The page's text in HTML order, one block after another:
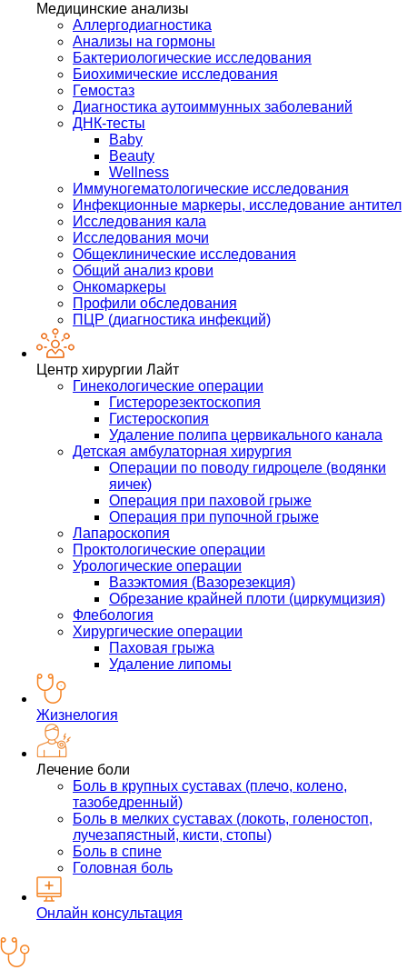
Медицинские анализы
Аллергодиагностика
Анализы на гормоны
Бактериологические исследования
Биохимические исследования
Гемостаз
Диагностика аутоиммунных заболеваний
ДНК-тесты
Baby
Beauty
Wellness
Иммуногематологические исследования
Инфекционные маркеры, исследование антител
Исследования кала
Исследования мочи
Общеклинические исследования
Общий анализ крови
Онкомаркеры
Профили обследования
ПЦР (диагностика инфекций)
Центр хирургии Лайт
Гинекологические операции
Гистерорезектоскопия
Гистероскопия
Удаление полипа цервикального канала
Детская амбулаторная хирургия
Операции по поводу гидроцеле (водянки
яичек)
Операция при паховой грыже
Операция при пупочной грыже
Лапароскопия
Проктологические операции
Урологические операции
Вазэктомия (Вазорезекция)
Обрезание крайней плоти (циркумцизия)
Флебология
Хирургические операции
Паховая грыжа
Удаление липомы
Жизнелогия
Лечение боли
Боль в крупных суставах (плечо, колено,
тазобедренный)
Боль в мелких суставах (локоть, голеностоп,
лучезапястный, кисти, стопы)
Боль в спине
Головная боль
Онлайн консультация